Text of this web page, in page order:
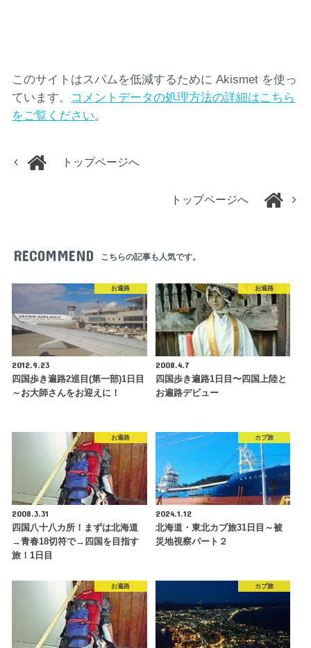
このサイトはスパムを低減するために Akismet を使っ
ています。 コメントデータの処理方法の詳細はこちら
をご覧ください。
トップページへ
トップページへ
RECOMMEND こちらの記事も人気です。
お遍路
2012.9.23
四国歩き遍路2巡目(第一部)1日目
～お大師さんをお迎えに！
お遍路
2008.4.7
四国歩き遍路1日目〜四国上陸と
お遍路デビュー
お遍路
2008.3.31
四国八十八カ所！まずは北海道
→青春18切符で→四国を目指す
旅！1日目
カブ旅
2024.1.12
北海道・東北カブ旅31日目～被
災地視察パート２
お遍路 カブ旅